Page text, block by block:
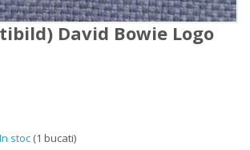
David Bowie Logo
In stoc (1 bucati)